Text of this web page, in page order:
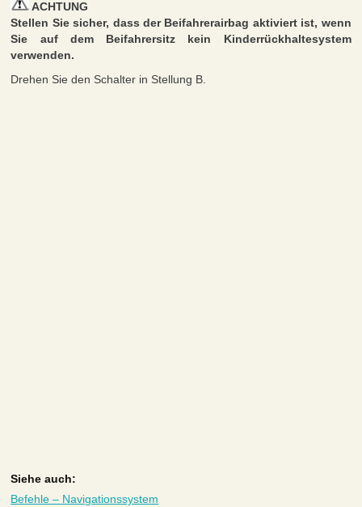
ACHTUNG
Stellen Sie sicher, dass der Beifahrerairbag aktiviert ist, wenn
Sie auf dem Beifahrersitz kein Kinderrückhaltesystem
verwenden.
Drehen Sie den Schalter in Stellung B.
Siehe auch:
Befehle – Navigationssystem